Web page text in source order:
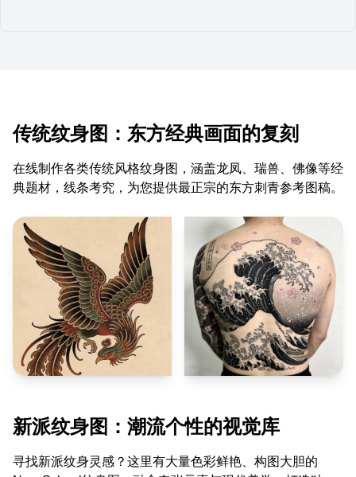
传统纹身图：东方经典画面的复刻
在线制作各类传统风格纹身图，涵盖龙凤、瑞兽、佛像等经
典题材，线条考究，为您提供最正宗的东方刺青参考图稿。
新派纹身图：潮流个性的视觉库
寻找新派纹身灵感？这里有大量色彩鲜艳、构图大胆的